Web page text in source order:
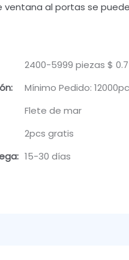
ventana al portas se
2400-5999 piezas $
Mínimo Pedido:
Flete de mar
2pcs gratis
15-30 días